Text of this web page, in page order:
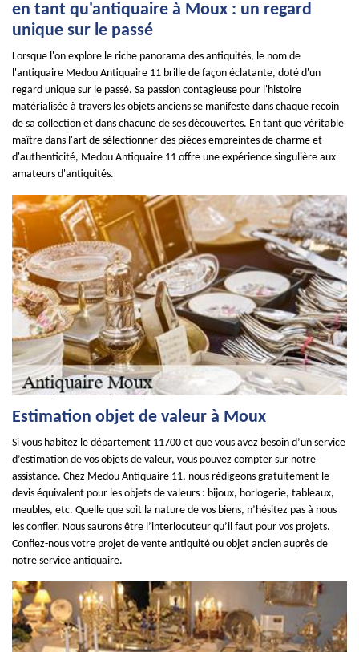
en tant qu'antiquaire à Moux : un regard
unique sur le passé
Lorsque l'on explore le riche panorama des antiquités, le nom de
l'antiquaire Medou Antiquaire 11 brille de façon éclatante, doté d'un
regard unique sur le passé. Sa passion contagieuse pour l'histoire
matérialisée à travers les objets anciens se manifeste dans chaque recoin
de sa collection et dans chacune de ses découvertes. En tant que véritable
maître dans l'art de sélectionner des pièces empreintes de charme et
d'authenticité, Medou Antiquaire 11 offre une expérience singulière aux
amateurs d'antiquités.
Estimation objet de valeur à Moux
Si vous habitez le département 11700 et que vous avez besoin d’un service
d’estimation de vos objets de valeur, vous pouvez compter sur notre
assistance. Chez Medou Antiquaire 11, nous rédigeons gratuitement le
devis équivalent pour les objets de valeurs : bijoux, horlogerie, tableaux,
meubles, etc. Quelle que soit la nature de vos biens, n’hésitez pas à nous
les confier. Nous saurons être l’interlocuteur qu’il faut pour vos projets.
Confiez-nous votre projet de vente antiquité ou objet ancien auprès de
notre service antiquaire.